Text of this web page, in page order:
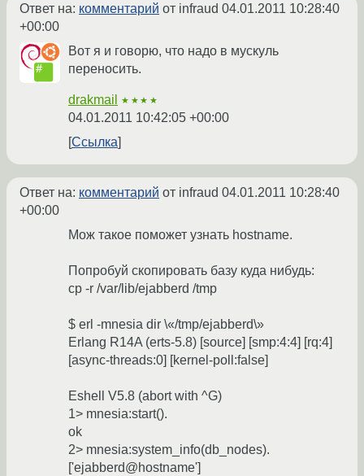
Ответ на: комментарий от infraud 04.01.2011 10:28:40
+00:00
Вот я и говорю, что надо в мускуль
переносить.
drakmail ★★★★
04.01.2011 10:42:05 +00:00
Ссылка
Ответ на: комментарий от infraud 04.01.2011 10:28:40
+00:00
Мож такое поможет узнать hostname.
Попробуй скопировать базу куда нибудь:
cp -r /var/lib/ejabberd /tmp
$ erl -mnesia dir \«/tmp/ejabberd\»
Erlang R14A (erts-5.8) [source] [smp:4:4] [rq:4]
[async-threads:0] [kernel-poll:false]
Eshell V5.8 (abort with ^G)
1> mnesia:start().
ok
2> mnesia:system_info(db_nodes).
['ejabberd@hostname']